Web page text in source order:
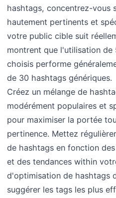
hashtags, concentrez-vous
hautement pertinents et
votre public cible suit
montrent que l'utilisation de
choisis performe
de 30 hashtags génériques.
Créez un mélange de
modérément populaires et
pour maximiser la portée
pertinence. Mettez
de hashtags en fonction
et des tendances within
d'optimisation de hashtags
suggérer les tags les plus